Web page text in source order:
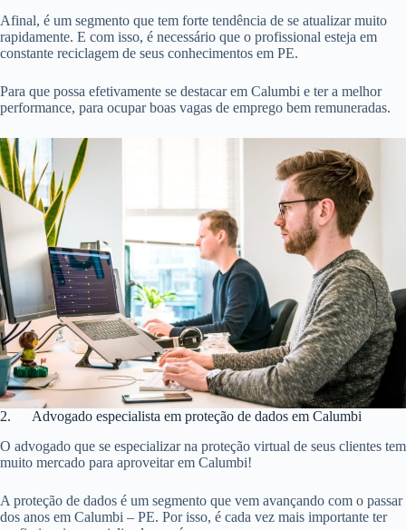
Afinal, é um segmento que tem forte tendência de se atualizar muito
rapidamente. E com isso, é necessário que o profissional esteja em
constante reciclagem de seus conhecimentos em PE.
Para que possa efetivamente se destacar em Calumbi e ter a melhor
performance, para ocupar boas vagas de emprego bem remuneradas.
2. Advogado especialista em proteção de dados em Calumbi
O advogado que se especializar na proteção virtual de seus clientes tem
muito mercado para aproveitar em Calumbi!
A proteção de dados é um segmento que vem avançando com o passar
dos anos em Calumbi – PE. Por isso, é cada vez mais importante ter